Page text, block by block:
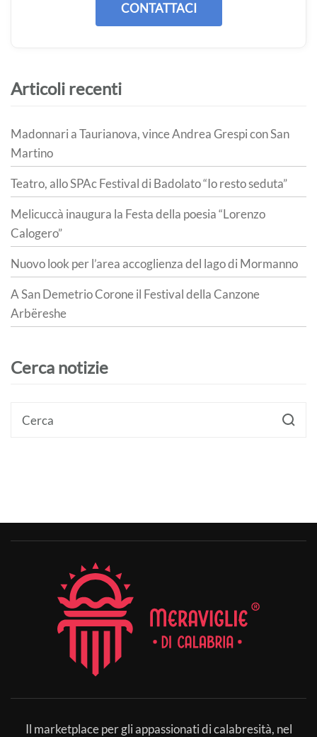
CONTATTACI
Articoli recenti
Madonnari a Taurianova, vince Andrea Grespi con San
Martino
Teatro, allo SPAc Festival di Badolato “Io resto seduta”
Melicuccà inaugura la Festa della poesia “Lorenzo
Calogero”
Nuovo look per l’area accoglienza del lago di Mormanno
A San Demetrio Corone il Festival della Canzone
Arbëreshe
Cerca notizie
Il marketplace per gli appassionati di calabresità, nel